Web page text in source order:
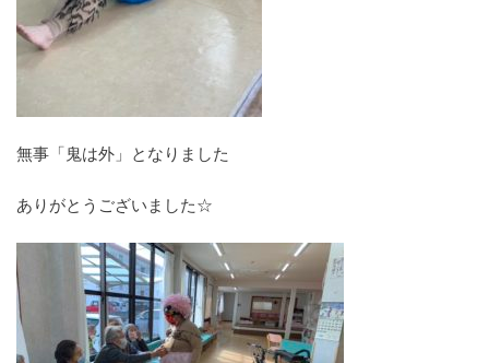
無事「鬼は外」となりました
ありがとうございました☆